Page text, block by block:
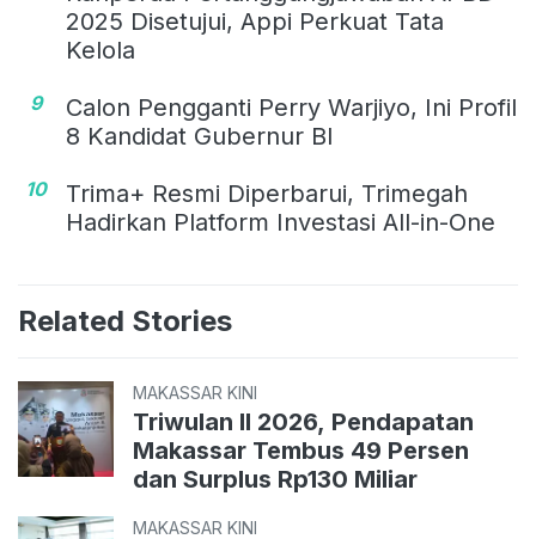
2025 Disetujui, Appi Perkuat Tata
Kelola
9
Calon Pengganti Perry Warjiyo, Ini Profil
8 Kandidat Gubernur BI
10
Trima+ Resmi Diperbarui, Trimegah
Hadirkan Platform Investasi All-in-One
Related Stories
MAKASSAR KINI
Triwulan II 2026, Pendapatan
Makassar Tembus 49 Persen
dan Surplus Rp130 Miliar
MAKASSAR KINI